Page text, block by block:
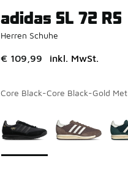
adidas SL 72 RS
Herren Schuhe
€ 109,99 inkl. MwSt.
Core Black-Core Black-Gold Met